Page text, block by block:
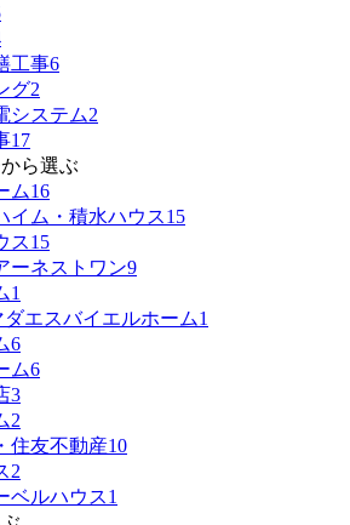
工事6
グ2
システム2
17
ら選ぶ
ム16
イム・積水ハウス15
ス15
ーネストワン9
1
ダエスバイエルホーム1
6
ム6
3
2
住友不動産10
2
ベルハウス1